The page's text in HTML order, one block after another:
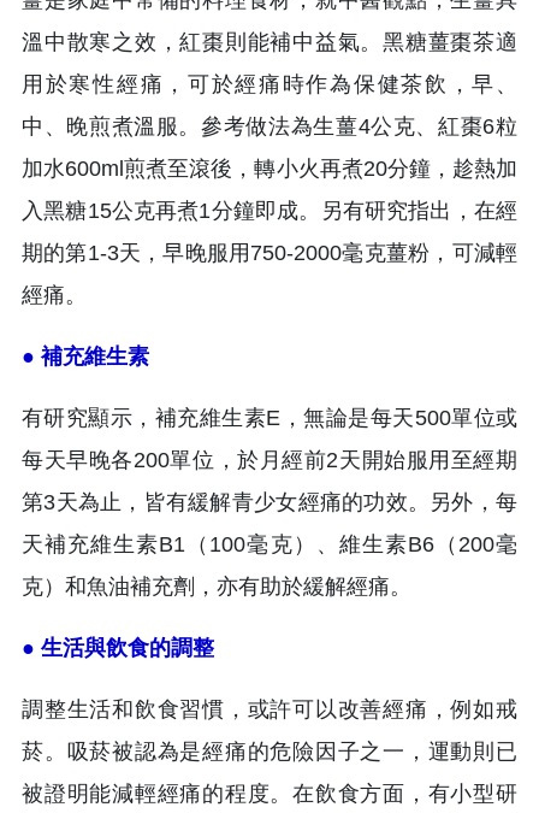
溫中散寒之效，紅棗則能補中益氣。黑糖薑棗茶適
用於寒性經痛，可於經痛時作為保健茶飲，早、
中、晚煎煮溫服。參考做法為生薑4公克、紅棗6粒
加水600ml煎煮至滾後，轉小火再煮20分鐘，趁熱加
入黑糖15公克再煮1分鐘即成。另有研究指出，在經
期的第1-3天，早晚服用750-2000毫克薑粉，可減輕
經痛。
● 補充維生素
有研究顯示，補充維生素E，無論是每天500單位或
每天早晚各200單位，於月經前2天開始服用至經期
第3天為止，皆有緩解青少女經痛的功效。另外，每
天補充維生素B1（100毫克）、維生素B6（200毫
克）和魚油補充劑，亦有助於緩解經痛。
● 生活與飲食的調整
調整生活和飲食習慣，或許可以改善經痛，例如戒
菸。吸菸被認為是經痛的危險因子之一，運動則已
被證明能減輕經痛的程度。在飲食方面，有小型研